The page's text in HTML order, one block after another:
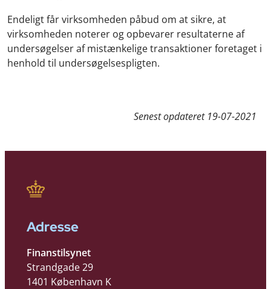
Endeligt får virksomheden påbud om at sikre, at
virksomheden noterer og opbevarer resultaterne af
undersøgelser af mistænkelige transaktioner foretaget i
henhold til undersøgelsespligten.
Senest opdateret 19-07-2021
Adresse
Finanstilsynet
Strandgade 29
1401 København K